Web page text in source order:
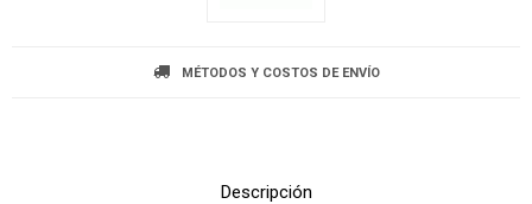
MÉTODOS Y COSTOS DE ENVÍO
Descripción